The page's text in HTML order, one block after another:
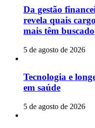
Da gestão
revela quais
mais têm buscado
5 de agosto de 2026
Tecnologia e
em saúde
5 de agosto de 2026